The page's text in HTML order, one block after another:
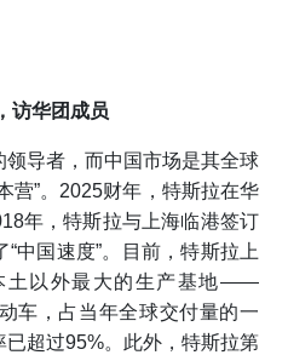
访华团成员
导者，而中国市场是其全球
营”。2025财年，特斯拉在华
年，特斯拉与上海临港签订
中国速度”。目前，特斯拉上
土以外最大的生产基地——
车，占当年全球交付量的一
超过95%。此外，特斯拉第